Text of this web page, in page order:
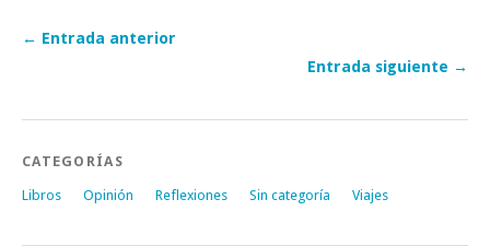
← Entrada anterior
Entrada siguiente →
CATEGORÍAS
Libros Opinión Reflexiones Sin categoría Viajes